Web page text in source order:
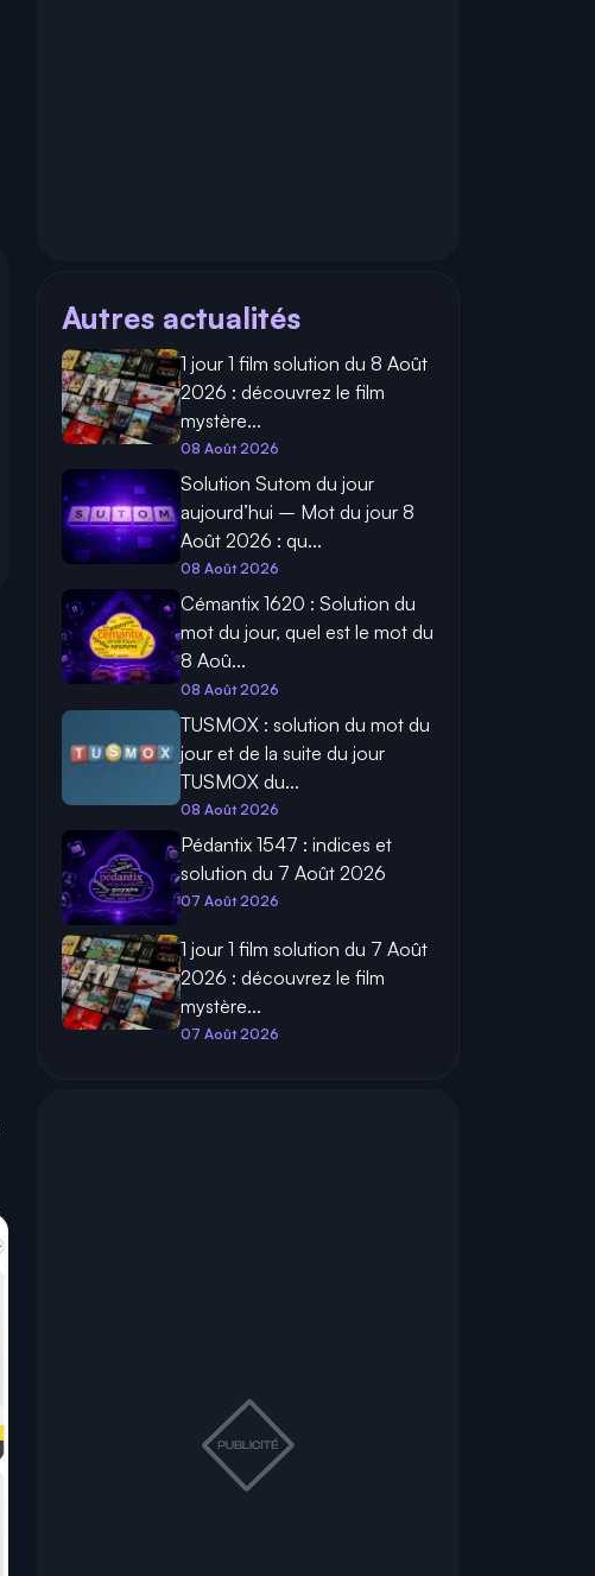
Autres actualités
1 jour 1 film solution du 8 Août
2026 : découvrez le film
mystère...
08 Août 2026
Solution Sutom du jour
aujourd’hui – Mot du jour 8
Août 2026 : qu...
08 Août 2026
Cémantix 1620 : Solution du
mot du jour, quel est le mot du
8 Aoû...
08 Août 2026
TUSMOX : solution du mot du
jour et de la suite du jour
TUSMOX du...
08 Août 2026
Pédantix 1547 : indices et
solution du 7 Août 2026
07 Août 2026
1 jour 1 film solution du 7 Août
2026 : découvrez le film
mystère...
07 Août 2026